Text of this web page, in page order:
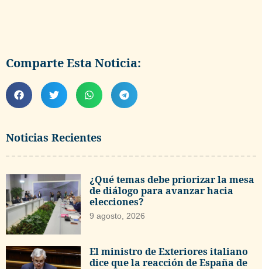
Noticias Recientes
¿Qué temas debe priorizar la mesa
de diálogo para avanzar hacia
elecciones?
9 agosto, 2026
El ministro de Exteriores italiano
dice que la reacción de España de
Comparte Esta Noticia: